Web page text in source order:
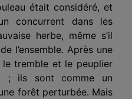
était considéré, et
concurrent dans les
herbe, même s’il
l’ensemble. Après une
tremble et le peuplier
;ils sont comme un
forêt perturbée. Mais